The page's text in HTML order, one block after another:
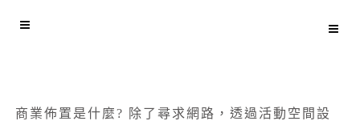
商業佈置是什麼? 除了尋求網路，透過活動空間設